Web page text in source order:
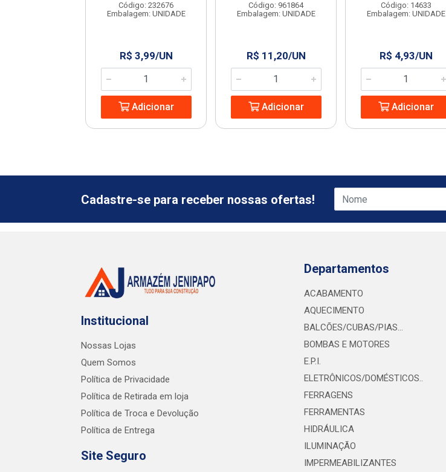
Código: 232676
Embalagem: UNIDADE
R$ 3,99/UN
Adicionar
Código: 961864
Embalagem: UNIDADE
R$ 11,20/UN
Adicionar
Código: 14633
Embalagem: UNIDADE
R$ 4,93/UN
Adicionar
Cadastre-se para receber nossas ofertas!
Institucional
Nossas Lojas
Quem Somos
Política de Privacidade
Política de Retirada em loja
Política de Troca e Devolução
Política de Entrega
Site Seguro
Departamentos
ACABAMENTO
AQUECIMENTO
BALCÕES/CUBAS/PIAS...
BOMBAS E MOTORES
E.P.I.
ELETRÔNICOS/DOMÉSTICOS..
FERRAGENS
FERRAMENTAS
HIDRÁULICA
ILUMINAÇÃO
IMPERMEABILIZANTES